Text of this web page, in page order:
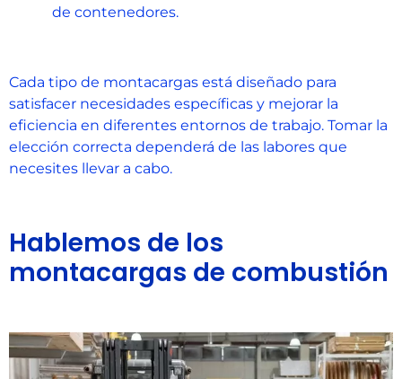
de contenedores.
Cada tipo de montacargas está diseñado para
satisfacer necesidades específicas y mejorar la
eficiencia en diferentes entornos de trabajo. Tomar la
elección correcta dependerá de las labores que
necesites llevar a cabo.
Hablemos de los
montacargas de combustión